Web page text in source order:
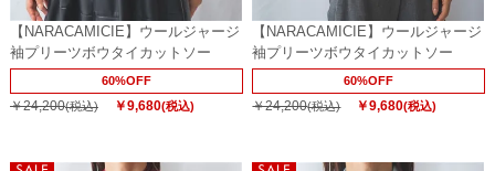
【NARACAMICIE】ウールジャージ
袖プリーツボウタイカットソー
60%OFF
￥24,200(税込) ￥9,680(税込)
【NARACAMICIE】ウールジャージ
袖プリーツボウタイカットソー
60%OFF
￥24,200(税込) ￥9,680(税込)